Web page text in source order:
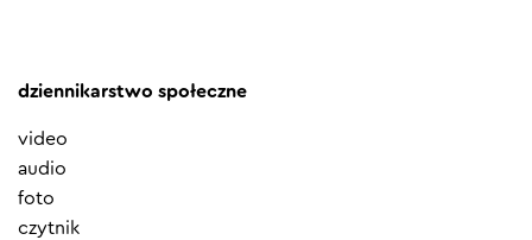
dziennikarstwo społeczne
video
audio
foto
czytnik